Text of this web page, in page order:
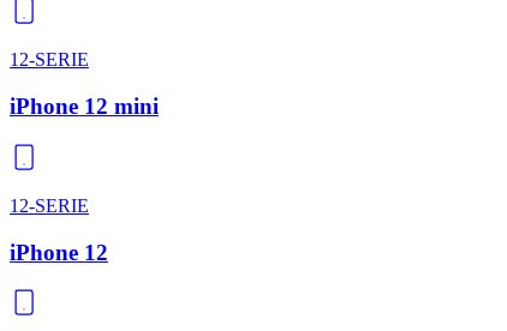
12-SERIE
iPhone 12 mini
12-SERIE
iPhone 12